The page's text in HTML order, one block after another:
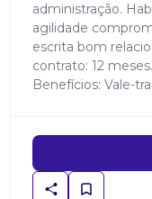
administração.
agilidade
escrita bom
contrato: 12
Benefícios: Vale-